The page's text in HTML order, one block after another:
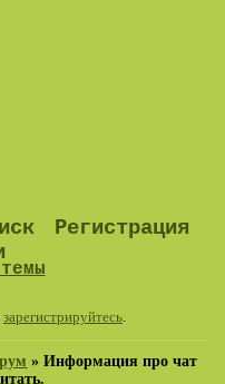
Регистрация
зарегистрируйтесь.
»Информация про чат